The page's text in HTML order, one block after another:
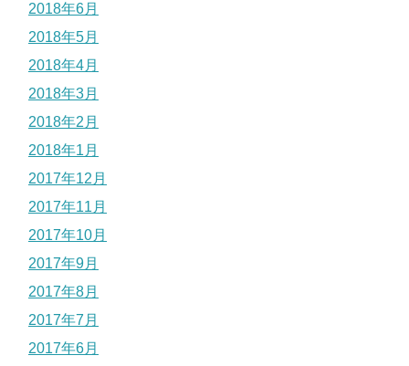
2018年6月
2018年5月
2018年4月
2018年3月
2018年2月
2018年1月
2017年12月
2017年11月
2017年10月
2017年9月
2017年8月
2017年7月
2017年6月